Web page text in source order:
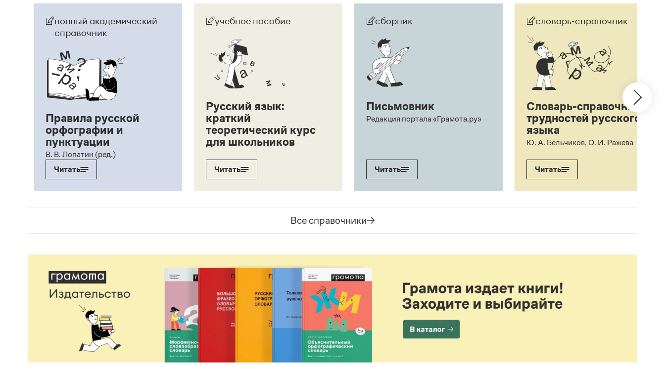
полный академический
справочник
Правила русской
орфографии и
пунктуации
В. В. Лопатин (ред.)
Читать
учебное пособие
Русский язык:
краткий
теоретический курс
для школьников
Читать
сборник
Письмовник
Редакция портала «Грамота.ру»
Читать
словарь-справочник
Словарь-справочник
трудностей русского
языка
Ю. А. Бельчиков, О. И. Ражева
Читать
Все справочники